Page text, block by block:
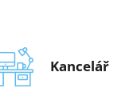
Kancelář